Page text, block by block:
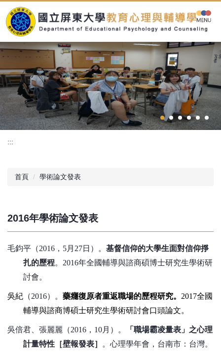
到
主
內
容
區
:::
首頁 學術論文發表
2016年學術論文發表
毛鈞平（2016 ， 5月 27日）。 基督信仰的大學生面對信仰掙
扎的歷程。 2016年全國輔導與諮商碩博士研究生學術研
討會。
吳紀 （2016）。 藥癮復原者重返職場的歷程研究。 2017全國
輔導與諮商博碩士研究生學術研討會口頭論文。
吳倍君、張麗麗（2016 ， 10月）。
「職場霸凌量表」之心理
計量特性［壁報發表］
。心理學年會，台南市：台灣。